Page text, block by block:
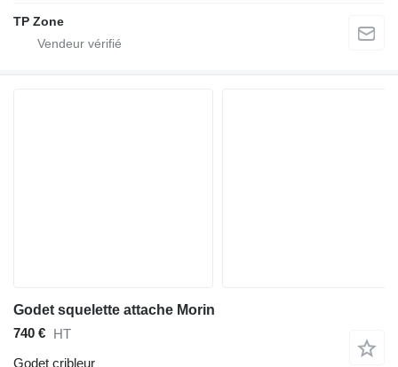
TP Zone
Godet squelette attache Morin
740 € HT
Godet cribleur